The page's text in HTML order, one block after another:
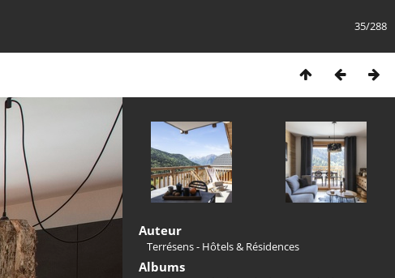
35/288
Auteur
Terrésens - Hôtels & Résidences
Albums